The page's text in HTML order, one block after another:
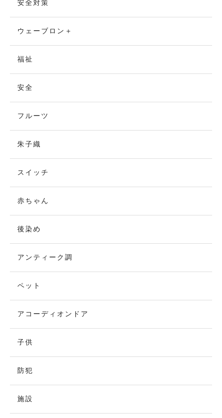
安全対策
ウェーブロン＋
福祉
安全
フルーツ
朱子織
スイッチ
赤ちゃん
後染め
アンティーク調
ペット
アコーディオンドア
子供
防犯
施設